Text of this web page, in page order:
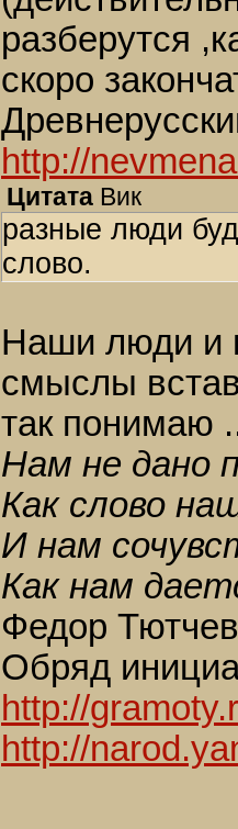
разберутся
скоро
http://
Цитата Вик
разные люди
слово.
Наши люди и
смыслы
так понимаю
Нам не дано
Как слово
И нам
Как нам
Федор
Обряд
http://
http://